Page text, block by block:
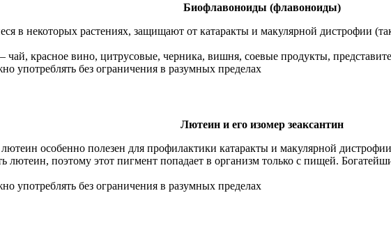
Биофлавоноиды (флавоноиды)
в некоторых растениях, защищают от катаракты и макулярной дистрофии
красное вино, цитрусовые, черника, вишня, соевые продукты,
употреблять без ограничения в разумных пределах
Лютеин и его изомер зеаксантин
особенно полезен для профилактики катаракты и макулярной
лютеин, поэтому этот пигмент попадает в организм только с пищей.
употреблять без ограничения в разумных пределах